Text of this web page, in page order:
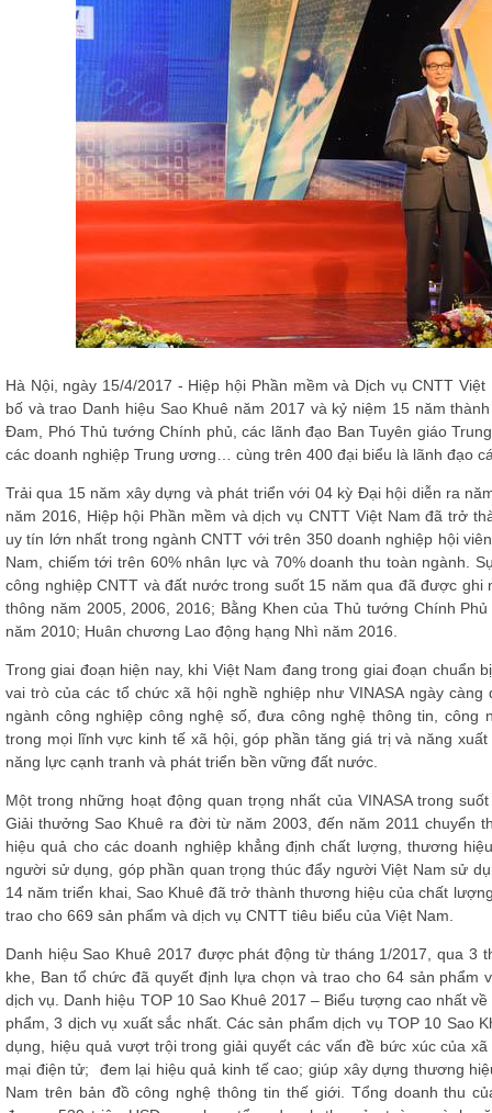
Hà Nội, ngày 15/4/2017 - Hiệp hội Phần mềm và Dịch vụ CNTT
bố và trao Danh hiệu Sao Khuê năm 2017 và kỷ niệm 15 năm
Đam, Phó Thủ tướng Chính phủ, các lãnh đạo Ban Tuyên giáo
các doanh nghiệp Trung ương… cùng trên 400 đại biểu là lãnh đạo
Trải qua 15 năm xây dựng và phát triển với 04 kỳ Đại hội diễn ra
năm 2016, Hiệp hội Phần mềm và dịch vụ CNTT Việt Nam đã trở
uy tín lớn nhất trong ngành CNTT với trên 350 doanh nghiệp hội
Nam, chiếm tới trên 60% nhân lực và 70% doanh thu toàn ngành.
công nghiệp CNTT và đất nước trong suốt 15 năm qua đã được
thông năm 2005, 2006, 2016; Bằng Khen của Thủ tướng Chính
năm 2010; Huân chương Lao động hạng Nhì năm 2016.
Trong giai đoạn hiện nay, khi Việt Nam đang trong giai đoạn chuẩn
vai trò của các tổ chức xã hội nghề nghiệp như VINASA ngày
ngành công nghiệp công nghệ số, đưa công nghệ thông tin,
trong mọi lĩnh vực kinh tế xã hội, góp phần tăng giá trị và năng
năng lực cạnh tranh và phát triển bền vững đất nước.
Một trong những hoạt động quan trọng nhất của VINASA trong
Giải thưởng Sao Khuê ra đời từ năm 2003, đến năm 2011 chuyển
hiệu quả cho các doanh nghiệp khẳng định chất lượng, thương
người sử dụng, góp phần quan trọng thúc đẩy người Việt Nam sử
14 năm triển khai, Sao Khuê đã trở thành thương hiệu của chất
trao cho 669 sản phẩm và dịch vụ CNTT tiêu biểu của Việt Nam.
Danh hiệu Sao Khuê 2017 được phát động từ tháng 1/2017, qua 3
khe, Ban tổ chức đã quyết định lựa chọn và trao cho 64 sản phẩm
dịch vụ. Danh hiệu TOP 10 Sao Khuê 2017 – Biểu tượng cao nhất
phẩm, 3 dịch vụ xuất sắc nhất. Các sản phẩm dịch vụ TOP 10 Sao
dụng, hiệu quả vượt trội trong giải quyết các vấn đề bức xúc của
mại điện tử; đem lại hiệu quả kinh tế cao; giúp xây dựng thương
Nam trên bản đồ công nghệ thông tin thế giới. Tổng doanh thu